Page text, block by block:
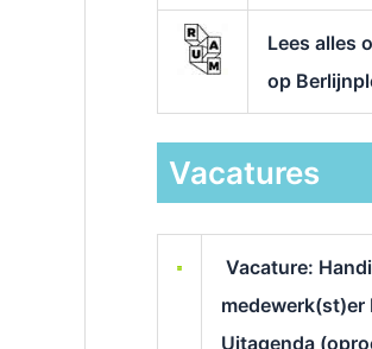
Lees alles
op
Vacatures
Vacature:
Uitagenda